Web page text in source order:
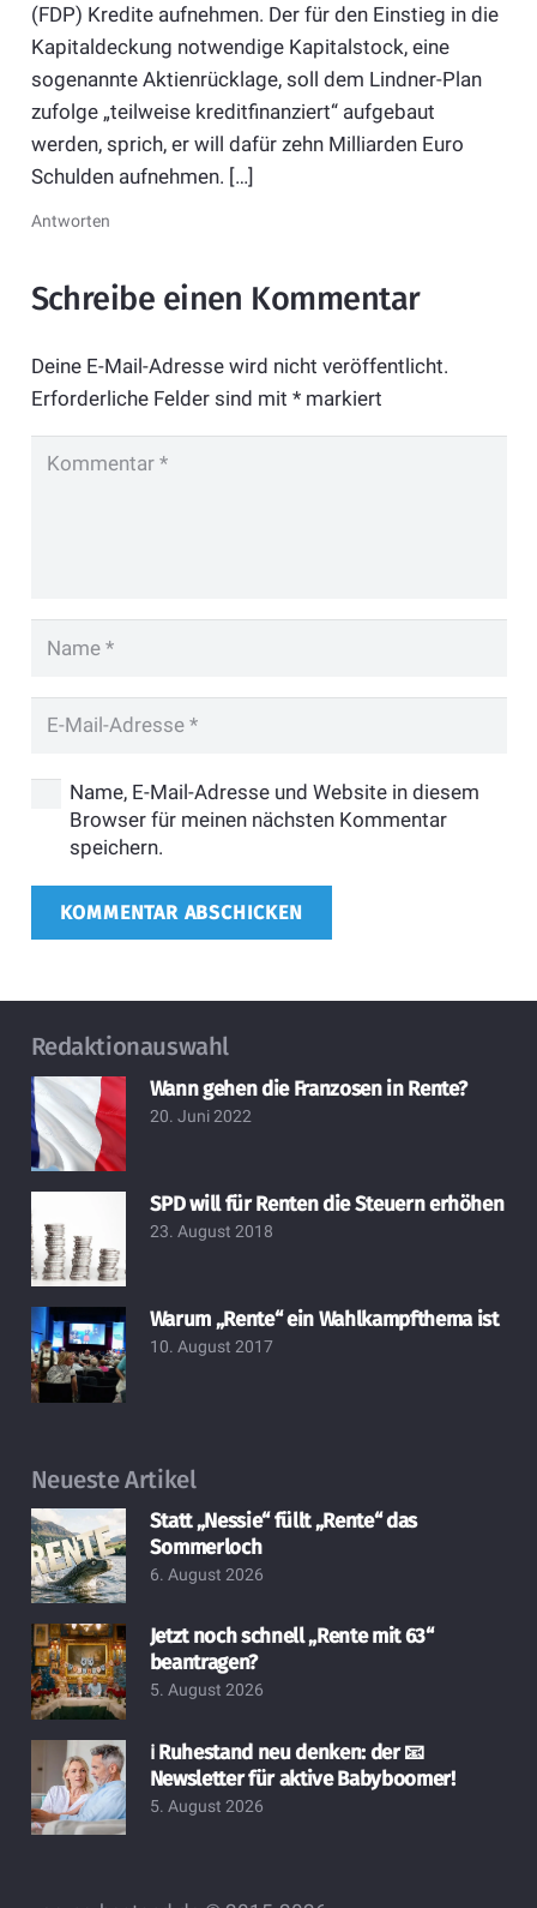
(FDP) Kredite aufnehmen. Der für den Einstieg in die
Kapitaldeckung notwendige Kapitalstock, eine
sogenannte Aktienrücklage, soll dem Lindner-Plan
zufolge „teilweise kreditfinanziert“ aufgebaut
werden, sprich, er will dafür zehn Milliarden Euro
Schulden aufnehmen. […]
Antworten
Schreibe einen Kommentar
Deine E-Mail-Adresse wird nicht veröffentlicht.
Erforderliche Felder sind mit *markiert
Name, E-Mail-Adresse und Website in diesem
Browser für meinen nächsten Kommentar
speichern.
KOMMENTAR ABSCHICKEN
Redaktionauswahl
Wann gehen die Franzosen in Rente?
20. Juni 2022
SPD will für Renten die Steuern erhöhen
23. August 2018
Warum „Rente“ ein Wahlkampfthema ist
10. August 2017
Neueste Artikel
Statt „Nessie“ füllt „Rente“ das
Sommerloch
6. August 2026
Jetzt noch schnell „Rente mit 63“
beantragen?
5. August 2026
ℹ️ Ruhestand neu denken: der 📧
Newsletter für aktive Babyboomer!
5. August 2026